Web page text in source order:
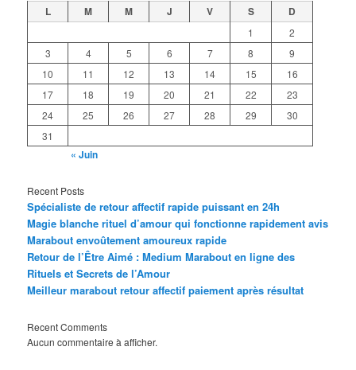
L M M J V S D
1
2
3
4 5 6 7 8
9
10
11 12 13 14 15
16
17
18 19 20 21 22
23
24
25 26 27 28 29
30
31
« Juin
Recent Posts
Spécialiste de retour affectif rapide puissant en 24h
Magie blanche rituel d’amour qui fonctionne rapidement avis
Marabout envoûtement amoureux rapide
Retour de l’Être Aimé : Medium Marabout en ligne des
Rituels et Secrets de l’Amour
Meilleur marabout retour affectif paiement après résultat
Recent Comments
Aucun commentaire à afficher.